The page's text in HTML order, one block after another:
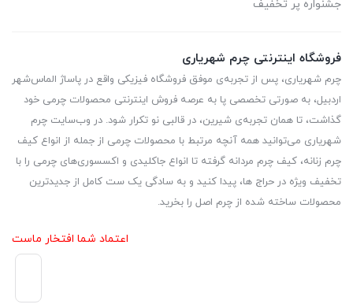
جشنواره پر تخفیف
فروشگاه اینترنتی چرم شهریاری
چرم شهریاری، پس از تجربه‌ی موفق فروشگاه فیزیکی واقع در پاساژ الماس‌شهر
اردبیل، به صورتی تخصصی پا به عرصه فروش اینترنتی محصولات چرمی خود
گذاشت، تا همان تجربه‌ی شیرین، در قالبی نو تکرار شود. در وب‌سایت چرم
شهریاری می‌توانید همه آنچه مرتبط با محصولات چرمی از جمله از انواع کیف
چرم زنانه، کیف چرم مردانه گرفته تا انواع جاکلیدی و اکسسوری‌های چرمی را با
تخفیف ویژه در حراج ها، پیدا کنید و به سادگی یک ست کامل از جدیدترین‌
محصولات ساخته شده از چرم اصل را بخرید.
اعتماد شما افتخار ماست